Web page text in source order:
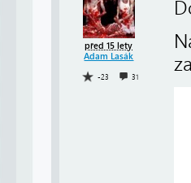
před 15 lety
Adam Lasák
-23 31